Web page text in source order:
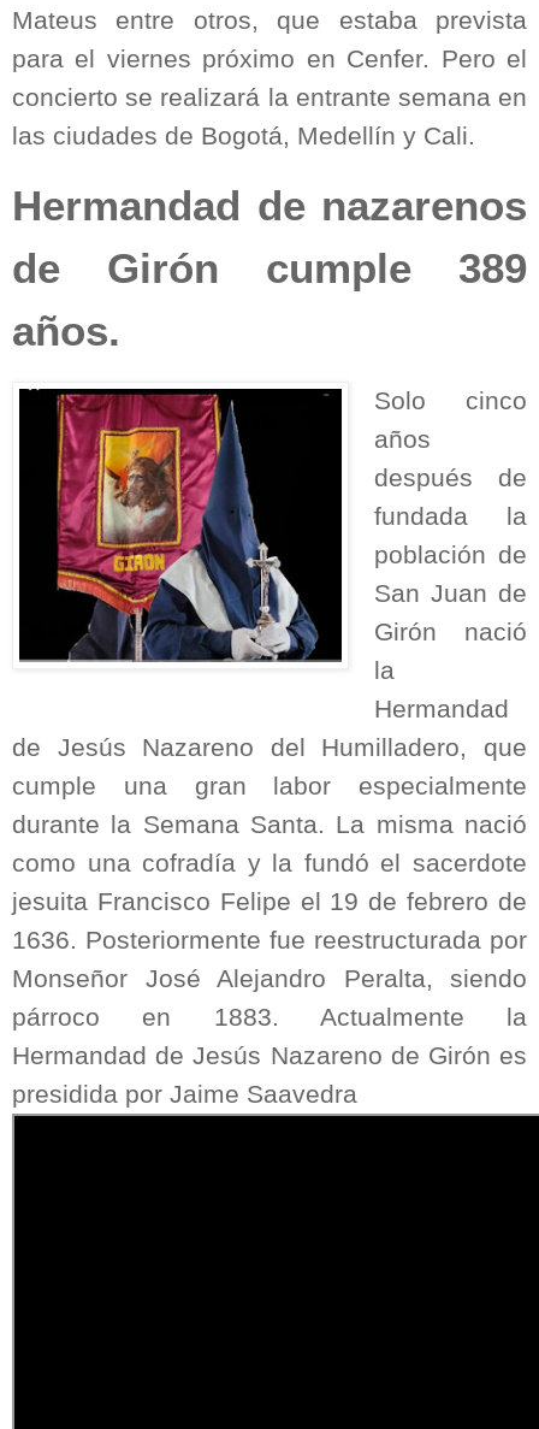
Mateus entre otros, que estaba prevista
para el viernes próximo en Cenfer. Pero el
concierto se realizará la entrante semana en
las ciudades de Bogotá, Medellín y Cali.
Hermandad de nazarenos
de Girón cumple 389
años.
Solo cinco
años
después de
fundada la
población de
San Juan de
Girón nació
la
Hermandad
de Jesús Nazareno del Humilladero, que
cumple una gran labor especialmente
durante la Semana Santa. La misma nació
como una cofradía y la fundó el sacerdote
jesuita Francisco Felipe el 19 de febrero de
1636. Posteriormente fue reestructurada por
Monseñor José Alejandro Peralta, siendo
párroco en 1883. Actualmente la
Hermandad de Jesús Nazareno de Girón es
presidida por Jaime Saavedra